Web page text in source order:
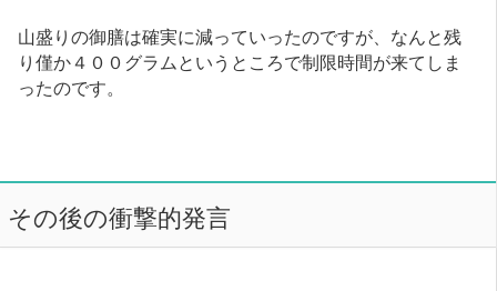
山盛りの御膳は確実に減っていったのですが、なんと残
り僅か４００グラムというところで制限時間が来てしま
ったのです。
その後の衝撃的発言